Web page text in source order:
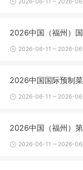
2026中国（福州）
2026-06-11 ~ 2026-
2026中国国际预制
2026-06-11 ~ 2026-
2026中国（福州）
2026-06-11 ~ 2026-